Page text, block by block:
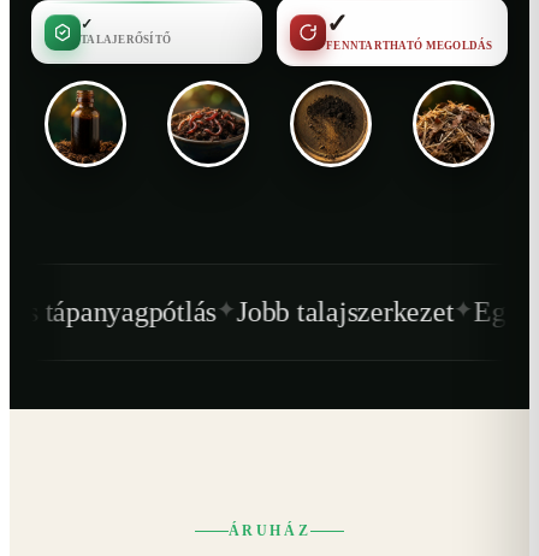
✓
TALAJERŐSÍTŐ
✓
FENNTARTHATÓ MEGOLDÁS
✦Jobb talajszerkezet✦ Egészségesebb
ÁRUHÁZ